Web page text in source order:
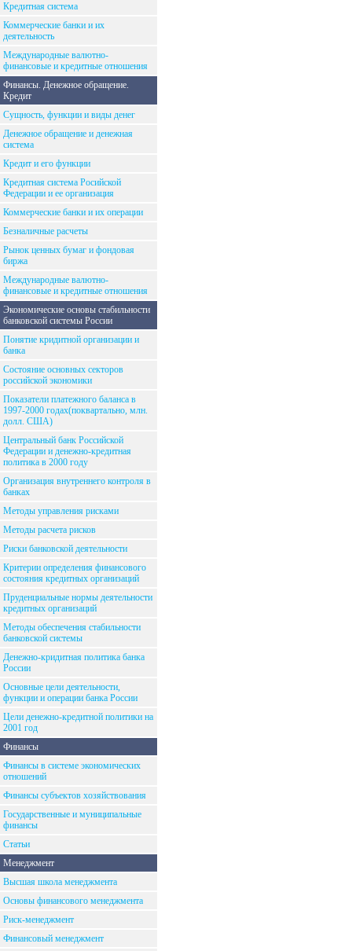
Кредитная система
Коммерческие банки и их
деятельность
Международные валютно-
финансовые и кредитные отношения
Финансы. Денежное обращение.
Кредит
Сущность, функции и виды денег
Денежное обращение и денежная
система
Кредит и его функции
Кредитная система Росийской
Федерации и ее организация
Коммерческие банки и их операции
Безналичные расчеты
Рынок ценных бумаг и фондовая
биржа
Международные валютно-
финансовые и кредитные отношения
Экономические основы стабильности
банковской системы России
Понятие кридитной организации и
банка
Состояние основных секторов
российской экономики
Показатели платежного баланса в
1997-2000 годах(поквартально, млн.
долл. США)
Центральный банк Российской
Федерации и денежно-кредитная
политика в 2000 году
Организация внутреннего контроля в
банках
Методы управления рисками
Методы расчета рисков
Риски банковской деятельности
Критерии определения финансового
состояния кредитных организаций
Пруденциальные нормы деятельности
кредитных организаций
Методы обеспечения стабильности
банковской системы
Денежно-кридитная политика банка
России
Основные цели деятельности,
функции и операции банка России
Цели денежно-кредитной политики на
2001 год
Финансы
Финансы в системе экономических
отношений
Финансы субъектов хозяйствования
Государственные и муниципальные
финансы
Статьи
Менеджмент
Высшая школа менеджмента
Основы финансового менеджмента
Риск-менеджмент
Финансовый менеджмент